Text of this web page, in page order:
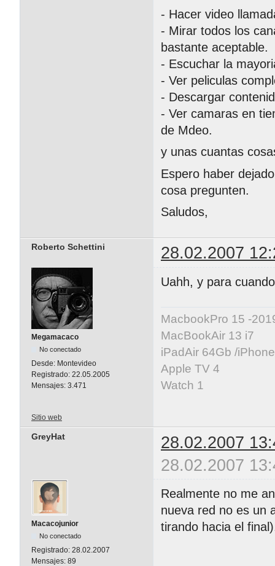
- Hacer video
- Mirar todos los
bastante aceptable.
- Escuchar la
- Ver peliculas
- Descargar
- Ver camaras en
de Mdeo.
y unas cuantas
Espero haber
cosa pregunten.
Saludos,
Roberto Schettini 28.02.2007
Megamacaco
No conectado
Desde: Montevideo
Registrado: 22.05.2005
Mensajes: 3.471
Uahh, y para
MacbookPro 15 -
MacBookAir 13 i7
iPadAir 64Gb /
Apple TV 4
Watch 1
Sitio web
GreyHat
28.02.2007
28.02.2007
Macacojunior
No conectado
Registrado: 28.02.2007
Mensajes: 89
Realmente no me
nueva red no es un
tirando hacia el